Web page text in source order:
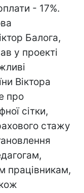
- 17%.
Балога,
у проекті
Віктора
про
сітки,
стажу
працівникам,